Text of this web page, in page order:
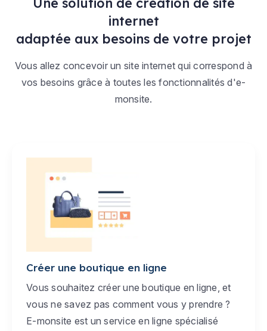
internet
adaptée aux besoins de votre projet
Vous allez concevoir un site internet qui correspond à
vos besoins grâce à toutes les fonctionnalités d'e-
monsite.
Créer une boutique en ligne
Vous souhaitez créer une boutique en ligne, et
vous ne savez pas comment vous y prendre ?
E-monsite est un service en ligne spécialisé